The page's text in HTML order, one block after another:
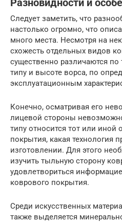
Разновидности и
Следует заметить, что
настолько огромно, что
много места. Несмотря на
схожесть отдельных видов
существенно различаются
типу и высоте ворса, по
эксплуатационным
Конечно, осматривая его
лицевой стороны
типу относится тот или иной
покрытия, какая технология
изготовлении. Для этого
изучить тыльную сторону
удовлетвориться
коврового покрытия.
Среди искусственных
также выделяется